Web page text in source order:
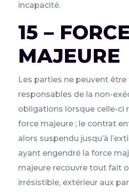
incapacité.
15 –
MAJEURE
Les parties ne peuvent être
responsables de la non-
obligations lorsque celle-ci
force majeure ; le contrat
alors suspendu jusqu’à
ayant engendré la force
majeure recouvre tout fait
irrésistible, extérieur aux